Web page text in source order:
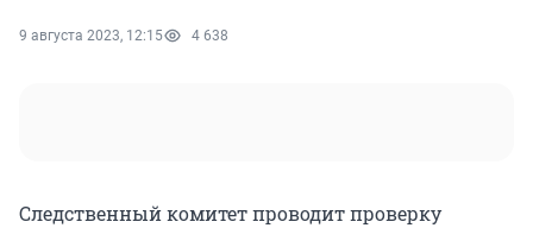
9 августа 2023, 12:15 4 638
Следственный комитет проводит проверку